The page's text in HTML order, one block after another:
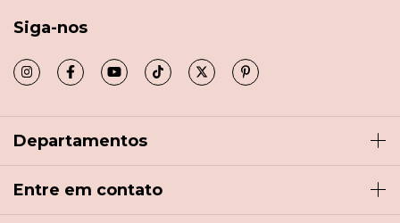
Siga-nos
Departamentos
Entre em contato